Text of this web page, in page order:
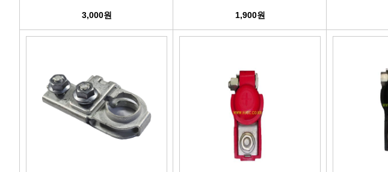
에어컨필터[SKY] 자동차쇼바 외제차튜
브레이크
브레이크
브레이
3,000원 1,900원